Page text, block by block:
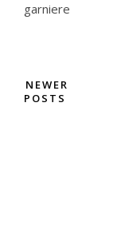
garnieren.
NEWER
POSTS